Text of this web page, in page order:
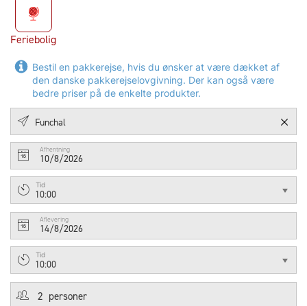
Feriebolig
Bestil en pakkerejse, hvis du ønsker at være dækket af
den danske pakkerejselovgivning. Der kan også være
bedre priser på de enkelte produkter.
Afhentning
10/8/2026
Tid
10:00
Aflevering
14/8/2026
Tid
10:00